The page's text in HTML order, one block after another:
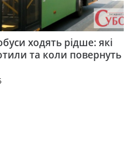
ходять рідше: які
та коли повернуть